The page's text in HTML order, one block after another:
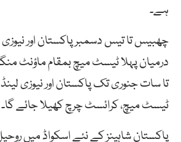
ہے۔
چھبیس تا تیس دسمبرپاکستان اور
درمیان پہلا ٹیسٹ میچ بمقام ماؤنٹ
تا سات جنوری تک پاکستان اور نیوزی
ٹیسٹ میچ، کرائسٹ چرچ کھیلا جائے گا۔
پاکستان شاہینز کے نئے اسکواڈ میں